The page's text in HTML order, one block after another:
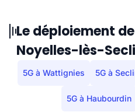
Le déploiement
Noyelles-lès-
5G à Wattignies 5G à
5G à Haubourdin